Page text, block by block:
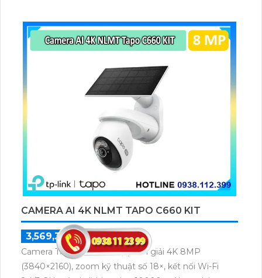
CAMERA AI 4K NLMT TAPO C660 KIT
3,569,300 ₫
5,099,000 ₫
Camera Tapo C660 với độ phân giải 4K 8MP
(3840×2160), zoom kỹ thuật số 18×, kết nối Wi-Fi